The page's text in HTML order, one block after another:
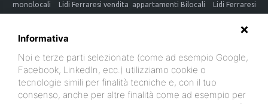
monolocali
Lidi Ferraresi vendita appartamenti Bilocali
Lidi Ferraresi
Lidi Ferraresi vendita
Ville Trilocali
Spinavendita Appartamenti con piscina
Lido di Spina vendita Ville con
piscina piscina
Lido di Spina vendita appartamenti Logonovo
Spina vendita Ville Logonovo
Lido di Spina vendita Appartamenti Il
Sole
Lido degli Estensi ville in vendita Lido degli Estensi Appartamenti
Informativa
Noi e terze parti selezionate (come ad esempio Google,
Facebook, LinkedIn, ecc.) utilizziamo cookie o
tecnologie simili per finalità tecniche e, con il tuo
consenso, anche per altre finalità come ad esempio per